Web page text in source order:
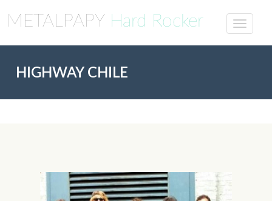
METALPAPY Hard Rocker
HIGHWAY CHILE